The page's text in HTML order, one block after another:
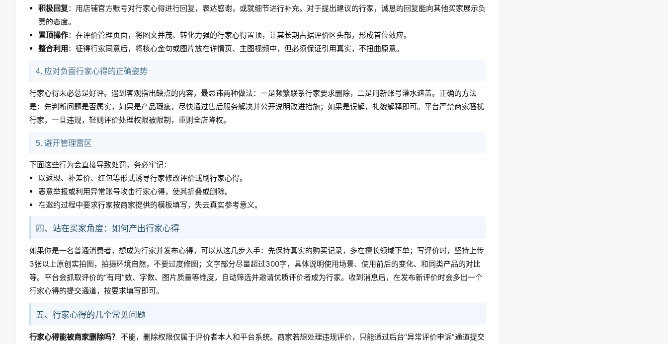
积极回复：用店铺官方账号对行家心得进行回复，表达感谢，或就细节进行补充。对于提出建议的行家，诚恳的回复能向其他买家展示负
责的态度。
置顶操作：在评价管理页面，将图文并茂、转化力强的行家心得置顶，让其长期占据评价区头部，形成首位效应。
整合利用：征得行家同意后，将核心金句或图片放在详情页、主图视频中，但必须保证引用真实，不扭曲原意。
4. 应对负面行家心得的正确姿势
行家心得未必总是好评。遇到客观指出缺点的内容，最忌讳两种做法：一是频繁联系行家要求删除，二是用新账号灌水遮盖。正确的方法
是：先判断问题是否属实，如果是产品瑕疵，尽快通过售后服务解决并公开说明改进措施；如果是误解，礼貌解释即可。平台严禁商家骚扰
行家，一旦违规，轻则评价处理权限被限制，重则全店降权。
5. 避开管理雷区
下面这些行为会直接导致处罚，务必牢记：
以返现、补差价、红包等形式诱导行家修改评价或刷行家心得。
恶意举报或利用异常账号攻击行家心得，使其折叠或删除。
在邀约过程中要求行家按商家提供的模板填写，失去真实参考意义。
四、站在买家角度：如何产出行家心得
如果你是一名普通消费者，想成为行家并发布心得，可以从这几步入手：先保持真实的购买记录，多在擅长领域下单；写评价时，坚持上传
3张以上原创实拍图，拍摄环境自然，不要过度修图；文字部分尽量超过300字，具体说明使用场景、使用前后的变化、和同类产品的对比
等。平台会抓取评价的“有用”数、字数、图片质量等维度，自动筛选并邀请优质评价者成为行家。收到消息后，在发布新评价时会多出一个
行家心得的提交通道，按要求填写即可。
五、行家心得的几个常见问题
行家心得能被商家删除吗？ 不能，删除权限仅属于评价者本人和平台系统。商家若想处理违规评价，只能通过后台“异常评价申诉”通道提交